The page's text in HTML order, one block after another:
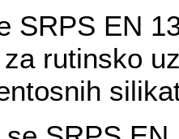
SRPS EN
rutinsko